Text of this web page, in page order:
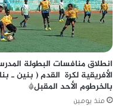
انطلاق منافسات البطولة
الأفريقية لكرة القدم ( بنين ـ
بالخرطوم الأحد المقبل*
منذ يومين